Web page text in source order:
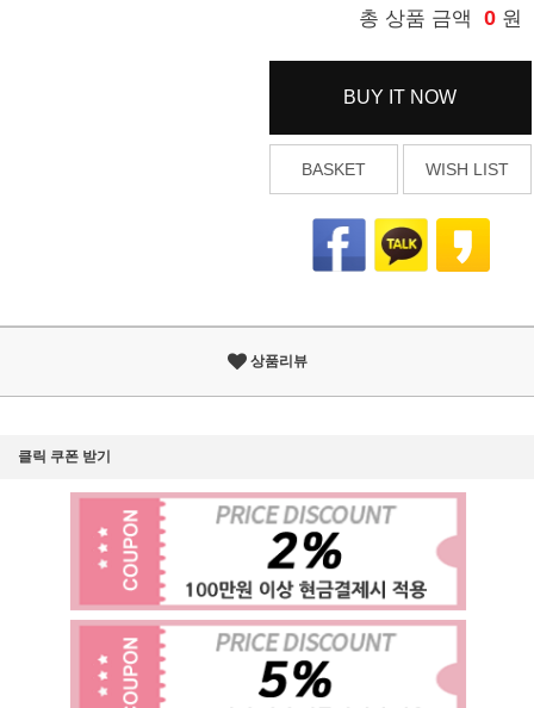
총 상품 금액 0 원
BUY IT NOW
BASKET WISH LIST
상품리뷰
클릭 쿠폰 받기